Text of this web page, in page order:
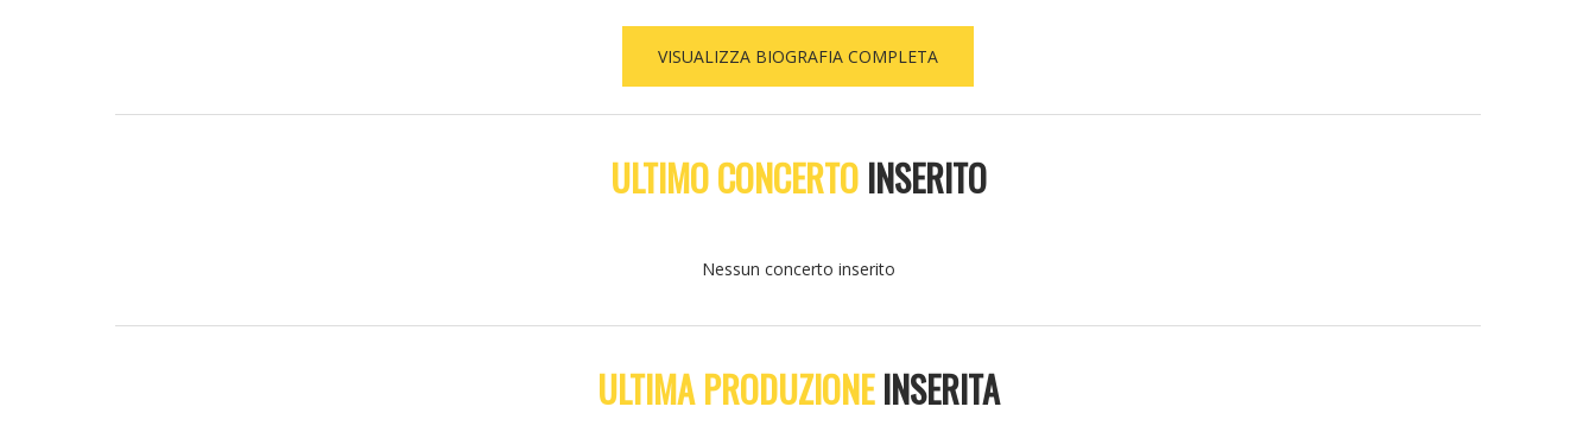
VISUALIZZA BIOGRAFIA COMPLETA
ULTIMO CONCERTO INSERITO
Nessun concerto inserito
ULTIMA PRODUZIONEINSERITA